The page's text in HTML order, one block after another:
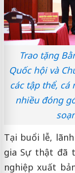
Trao tặng
Quốc hội và
các tập thể, cá
nhiều đóng
Tại buổi lễ,
gia Sự thật đã
nghiệp xuất